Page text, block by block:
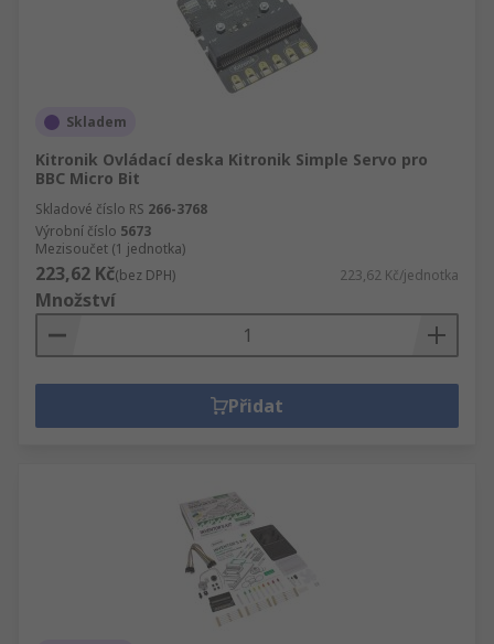
Skladem
Kitronik Ovládací deska Kitronik Simple Servo pro
BBC Micro Bit
Skladové číslo RS 266-3768
Výrobní číslo 5673
Mezisoučet (1 jednotka)
223,62 Kč(bez DPH) 223,62 Kč/jednotka
Množství
Přidat